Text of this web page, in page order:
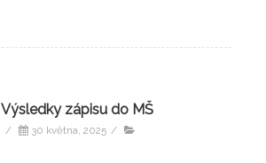
Výsledky zápisu do MŠ
/ 30 května, 2025 /